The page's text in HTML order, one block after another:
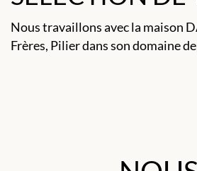
Nous travaillons avec la maison
Frères, Pilier dans son domaine